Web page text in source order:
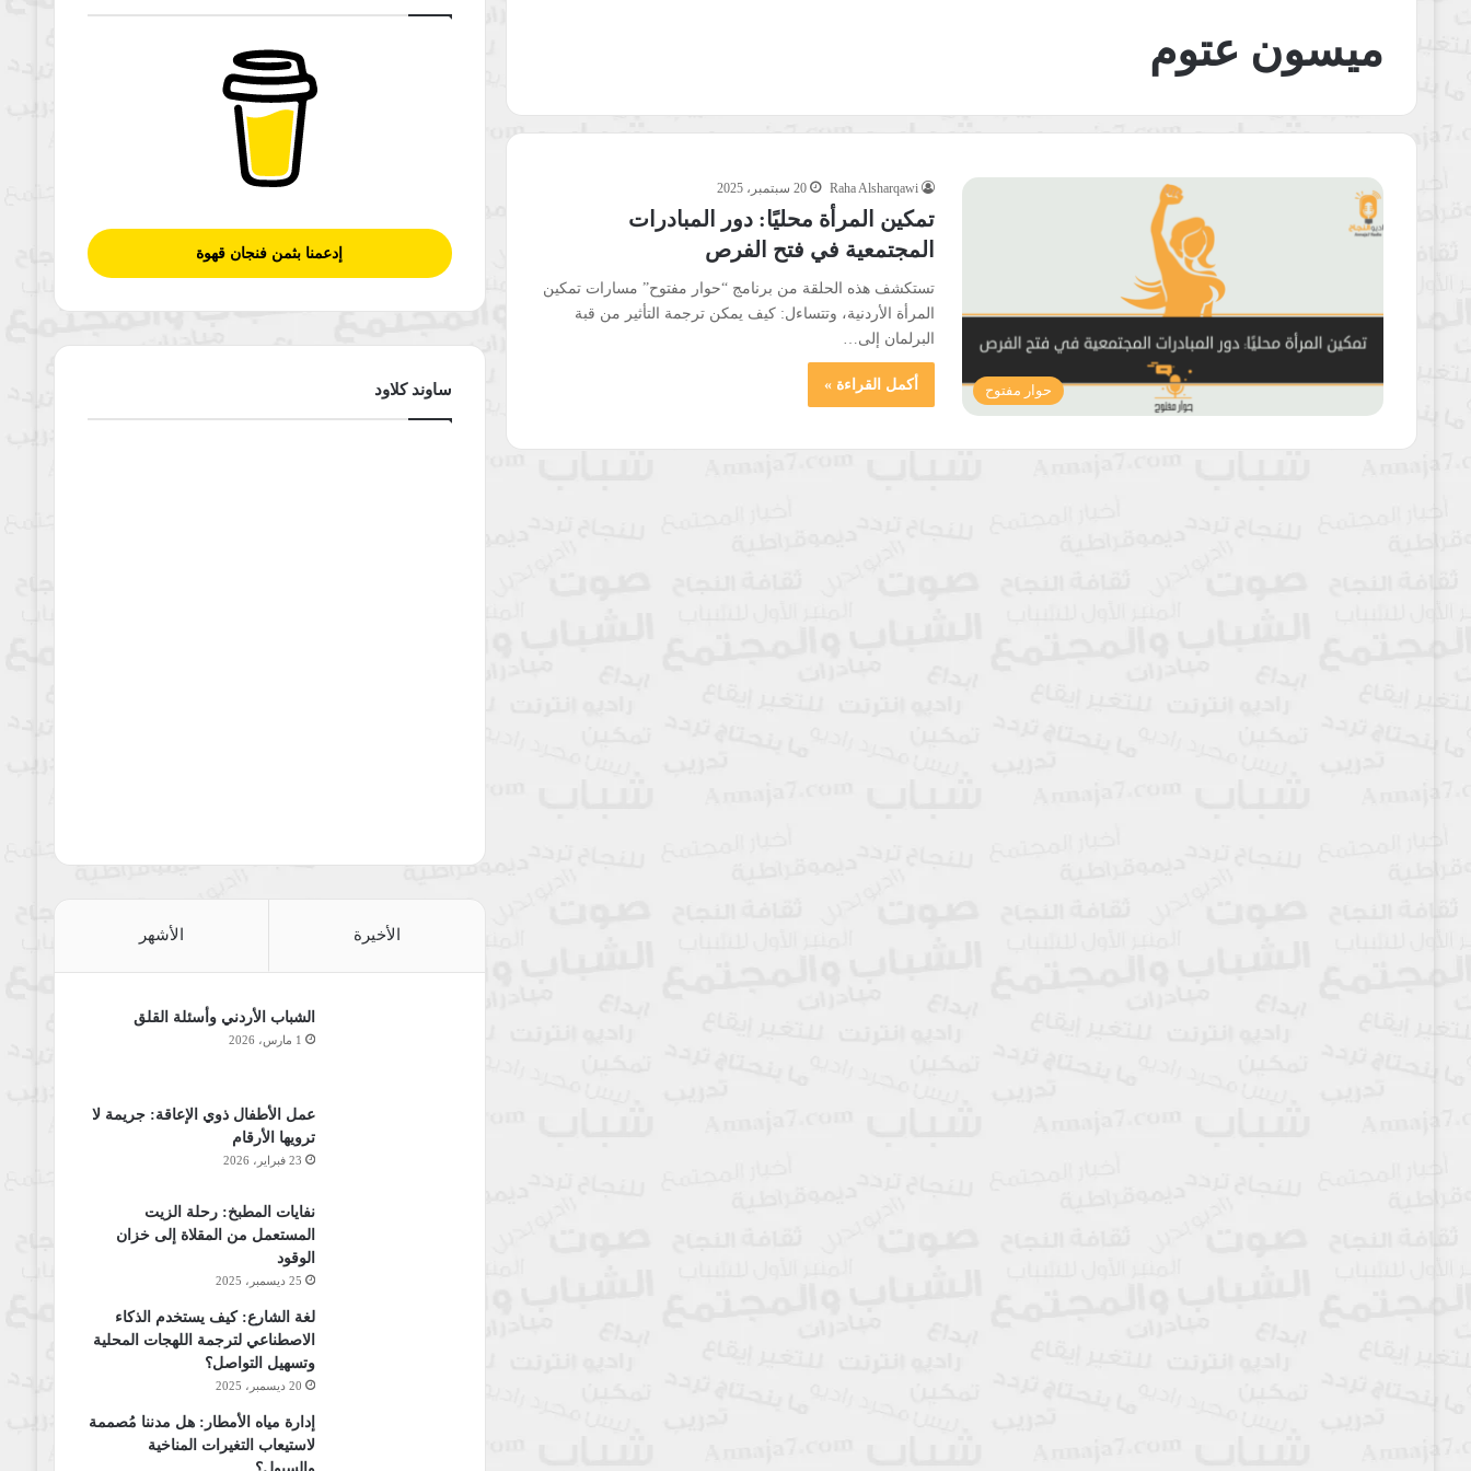
ميسون عتوم
حوار مفتوح
Raha Alsharqawi 20 سبتمبر، 2025
تمكين المرأة محليًا: دور المبادرات
المجتمعية في فتح الفرص
تستكشف هذه الحلقة من برنامج “حوار مفتوح” مسارات تمكين
المرأة الأردنية، وتتساءل: كيف يمكن ترجمة التأثير من قبة
البرلمان إلى…
أكمل القراءة »
إدعمنا بثمن فنجان قهوة
ساوند كلاود
الأخيرة الأشهر
الشباب الأردني وأسئلة القلق
1 مارس، 2026
عمل الأطفال ذوي الإعاقة: جريمة لا
ترويها الأرقام
23 فبراير، 2026
نفايات المطبخ: رحلة الزيت
المستعمل من المقلاة إلى خزان
الوقود
25 ديسمبر، 2025
لغة الشارع: كيف يستخدم الذكاء
الاصطناعي لترجمة اللهجات المحلية
وتسهيل التواصل؟
20 ديسمبر، 2025
إدارة مياه الأمطار: هل مدننا مُصممة
لاستيعاب التغيرات المناخية